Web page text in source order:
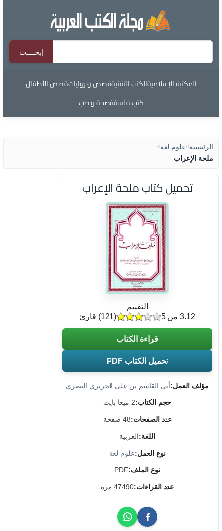
المكتبة الإسلاميةالكتب التقنيةقصص و رواياتقصص الأطفال
كتب فلسفةصحة و طب
الرئيسية>علوم لغة>
ملحة الإعراب
تحميل كتاب ملحة الإعراب
مؤلف العمل:أبى القاسم بن على الحريرى البصرى
حجم الكتاب:2 ميغا بايت
عدد الصفحات:48 صفحة
اللغة:العربية
نوع العمل:علوم لغة
نوع الملف:PDF
عدد القراءات:47490 مرة
التقييم
(
121) قارئ 3.12 من 5
قراءة الكتاب
تحميل الكتاب PDF